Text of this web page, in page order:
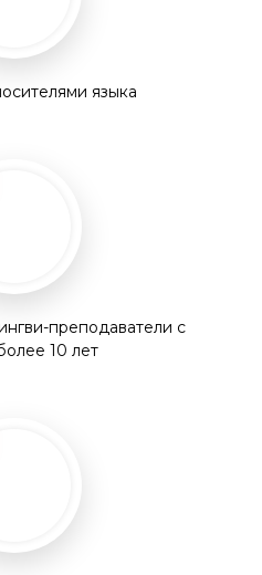
языка
преподаватели с
10 лет